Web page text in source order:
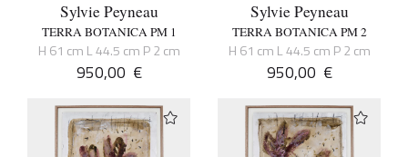
Sylvie Peyneau
TERRA BOTANICA PM 1
H 61 cm L 44.5 cm P 2 cm
950,00 €
Sylvie Peyneau
TERRA BOTANICA PM 2
H 61 cm L 44.5 cm P 2 cm
950,00 €